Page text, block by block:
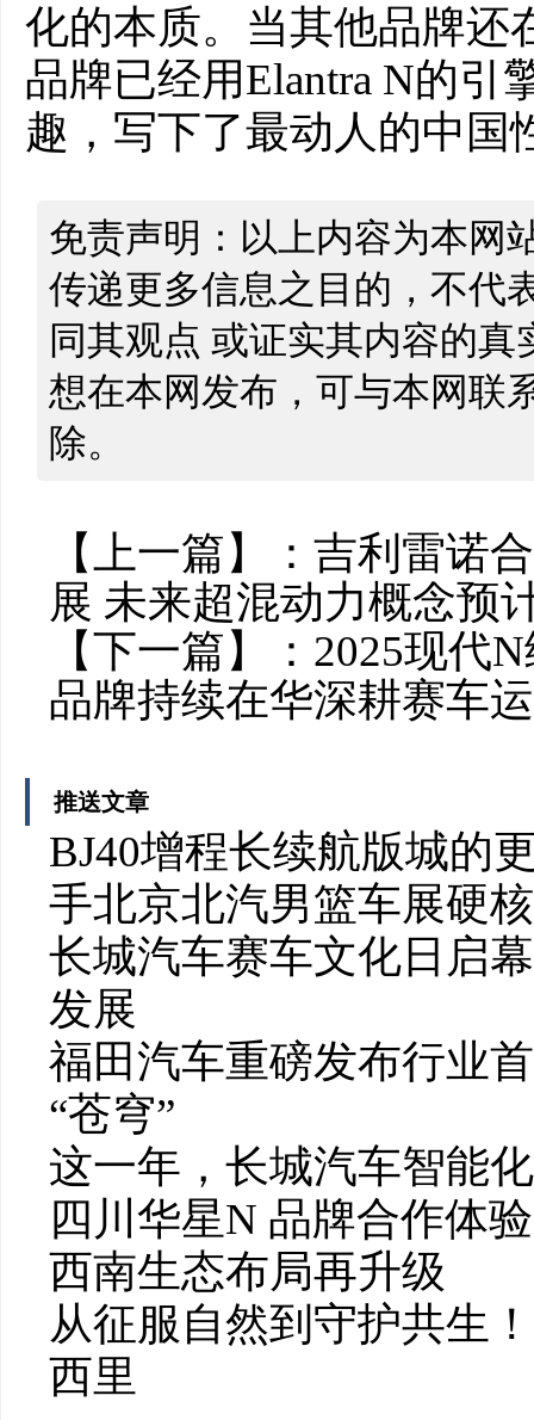
化的本质。当其他品牌还
品牌已经用Elantra N的引
趣，写下了最动人的中国
免责声明：以上内容为本网
传递更多信息之目的，不代
同其观点 或证实其内容的
想在本网发布，可与本网联
除。
【上一篇】： 吉利雷诺
展 未来超混动力概念预
【下一篇】： 2025现代
品牌持续在华深耕赛车
推送文章
BJ40增程长续航版城的
手北京北汽男篮车展硬
长城汽车赛车文化日启
发展
福田汽车重磅发布行业
“苍穹”
这一年，长城汽车智能
四川华星N 品牌合作体
西南生态布局再升级
从征服自然到守护共生
西里